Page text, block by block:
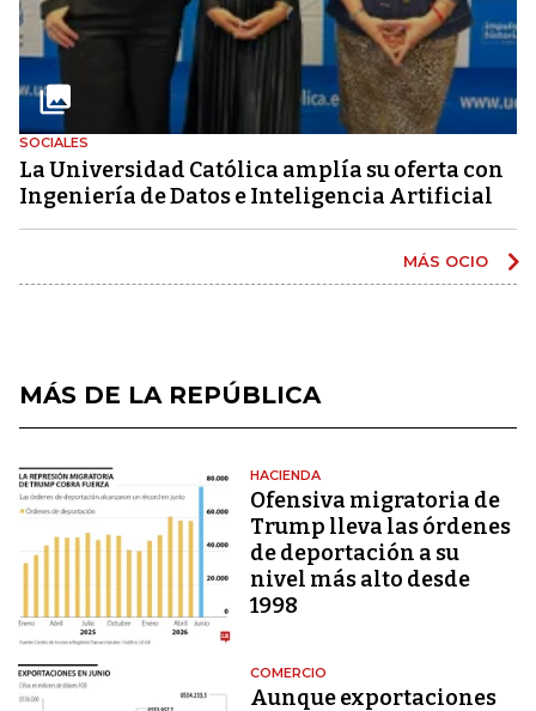
SOCIALES
La Universidad Católica amplía su oferta con
Ingeniería de Datos e Inteligencia Artificial
MÁS OCIO
MÁS DE LA REPÚBLICA
HACIENDA
Ofensiva migratoria de
Trump lleva las órdenes
de deportación a su
nivel más alto desde
1998
COMERCIO
Aunque exportaciones